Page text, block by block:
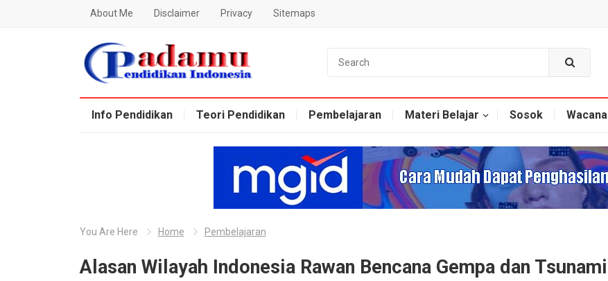
About Me Disclaimer Privacy Sitemaps
Blog Padamu
Info Pendidikan
Teori Pendidikan Pembelajaran Materi Belajar Sosok Wacana
You Are Here Home Pembelajaran
Alasan Wilayah Indonesia Rawan Bencana Gempa dan Tsunami